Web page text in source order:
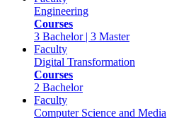
Engineering
Courses
3 Bachelor | 3 Master
Faculty
Digital Transformation
Courses
2 Bachelor
Faculty
Computer Science and Media